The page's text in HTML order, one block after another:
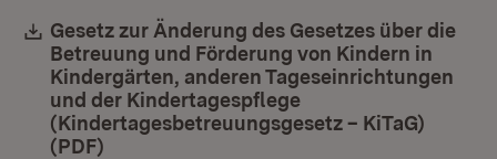
Download:
Gesetz zur Änderung des Gesetzes über die
Betreuung und Förderung von Kindern in
Kindergärten, anderen Tageseinrichtungen
und der Kindertagespflege
(Kindertagesbetreuungsgesetz – KiTaG)
(PDF)